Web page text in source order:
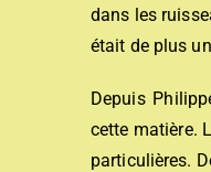
dans les
était de plus
Depuis
cette matière.
particulières.